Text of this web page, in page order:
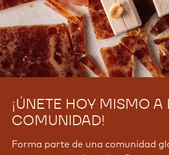
¡ÚNETE HOY MISMO A
COMUNIDAD!
Forma parte de una comunidad